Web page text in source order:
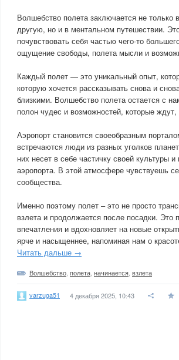
Волшебство полета заключается не
другую, но и в ментальном путешествии.
почувствовать себя частью чего-то
ощущение свободы, полета мысли и
Каждый полет — это уникальный опыт,
которую хочется рассказывать снова и
близкими. Волшебство полета остается с
полон чудес и возможностей, которые
Аэропорт становится своеобразным
встречаются люди из разных уголков
них несет в себе частичку своей культуры
аэропорта. В этой атмосфере чувствуешь
сообщества.
Именно поэтому полет – это не просто
взлета и продолжается после посадки. Это
впечатления и вдохновляет на новые
ярче и насыщеннее, напоминая нам о
Читать дальше →
Волшебство полета начинается взлета
varzuga51 4 декабря 2025, 10:43